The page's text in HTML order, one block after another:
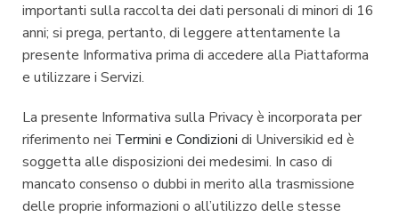
importanti sulla raccolta dei dati personali di minori di 16
anni; si prega, pertanto, di leggere attentamente la
presente Informativa prima di accedere alla Piattaforma
e utilizzare i Servizi.
La presente Informativa sulla Privacy è incorporata per
riferimento nei Termini e Condizioni di Universikid ed è
soggetta alle disposizioni dei medesimi. In caso di
mancato consenso o dubbi in merito alla trasmissione
delle proprie informazioni o all’utilizzo delle stesse